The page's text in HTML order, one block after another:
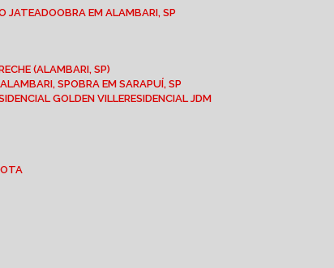
JATEADO
OBRA EM ALAMBARI, SP
(ALAMBARI, SP)
ALAMBARI, SP
OBRA EM SARAPUÍ, SP
GOLDEN VILLE RESIDENCIAL JDM